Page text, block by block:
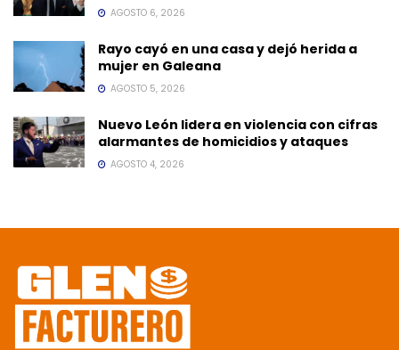
AGOSTO 6, 2026
Rayo cayó en una casa y dejó herida a
mujer en Galeana
AGOSTO 5, 2026
Nuevo León lidera en violencia con cifras
alarmantes de homicidios y ataques
AGOSTO 4, 2026